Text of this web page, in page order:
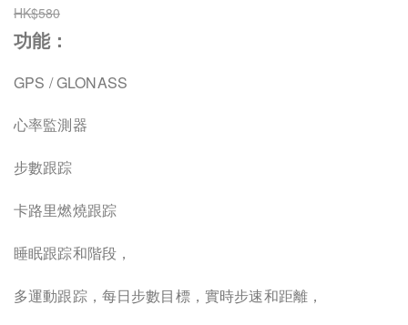
HK$580
功能：
GPS / GLONASS
心率監測器
步數跟踪
卡路里燃燒跟踪
睡眠跟踪和階段，
多運動跟踪，每日步數目標，實時步速和距離，